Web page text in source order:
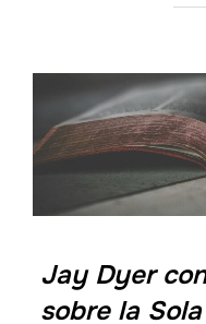
Jay Dyer
sobre la